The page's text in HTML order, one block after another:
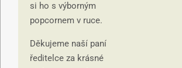
si ho s výborným
popcornem v ruce.
Děkujeme naší paní
ředitelce za krásné